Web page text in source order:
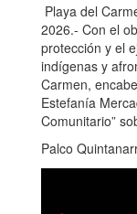
Playa del
2026.- Con el
protección y el
indígenas y
Carmen,
Estefanía
Comunitario”
Palco